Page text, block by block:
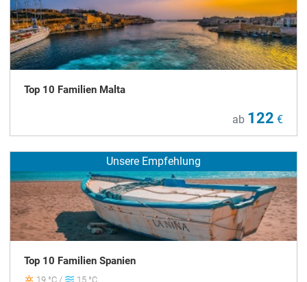
Top 10 Familien Malta
ab 122 €
Unsere Empfehlung
Top 10 Familien Spanien
19 °C / 15 °C